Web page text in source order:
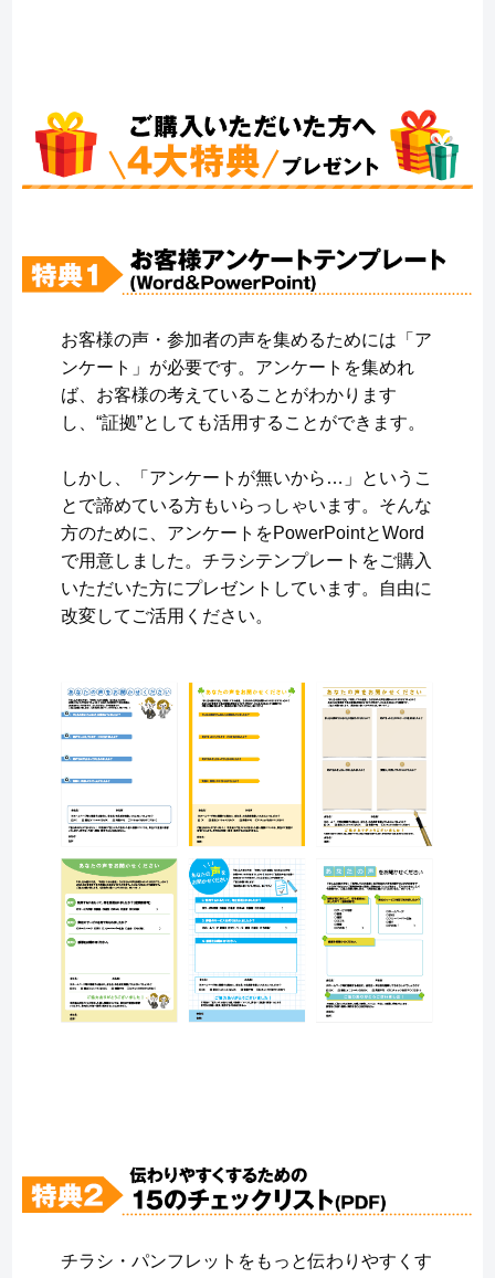
お客様の声・参加者の声を集めるためには「ア
ンケート」が必要です。アンケートを集めれ
ば、お客様の考えていることがわかります
し、“証拠”としても活用することができます。
しかし、「アンケートが無いから…」というこ
とで諦めている方もいらっしゃいます。そんな
方のために、アンケートをPowerPointとWord
で用意しました。チラシテンプレートをご購入
いただいた方にプレゼントしています。自由に
改変してご活用ください。
チラシ・パンフレットをもっと伝わりやすくす